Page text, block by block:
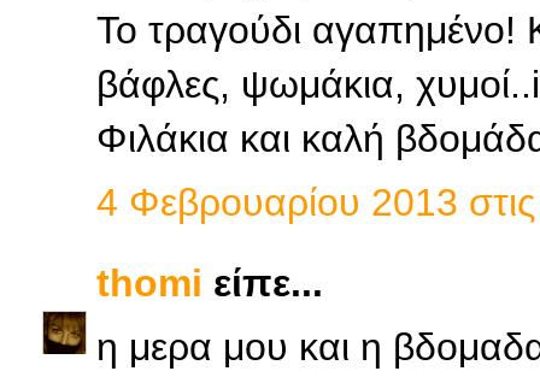
Το τραγούδι αγαπημένο!
βάφλες, ψωμάκια,
Φιλάκια και καλή
4 Φεβρουαρίου 2013
thomi είπε...
η μερα μου και η